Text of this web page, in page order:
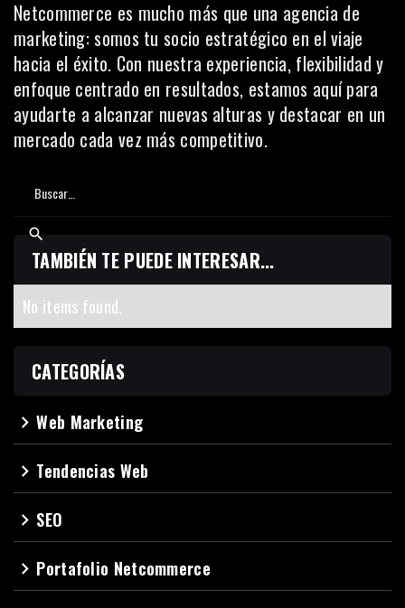
Netcommerce es mucho más que una agencia de
marketing: somos tu socio estratégico en el viaje
hacia el éxito. Con nuestra experiencia, flexibilidad y
enfoque centrado en resultados, estamos aquí para
ayudarte a alcanzar nuevas alturas y destacar en un
mercado cada vez más competitivo.
TAMBIÉN TE PUEDE INTERESAR...
No items found.
CATEGORÍAS
navigate_nextWeb Marketing
navigate_next Tendencias Web
navigate_next SEO
navigate_next Portafolio Netcommerce